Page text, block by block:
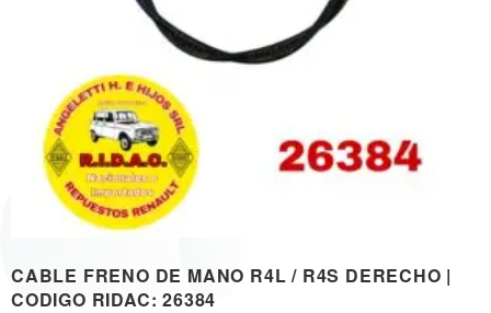
CABLE FRENO DE MANO R4L / R4S DERECHO |
CODIGO RIDAC: 26384